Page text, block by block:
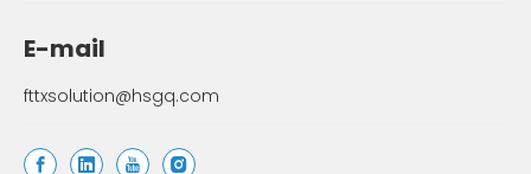
E-mail
fttxsolution@hsgq.com